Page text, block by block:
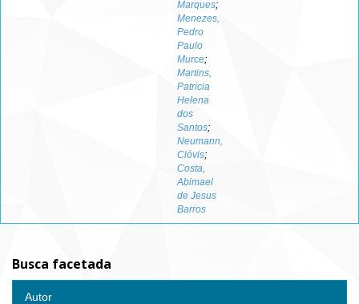
Marques;
Menezes,
Pedro
Paulo
Murce;
Martins,
Patricia
Helena
dos
Santos;
Neumann,
Clóvis;
Costa,
Abimael
de Jesus
Barros
Busca facetada
Autor